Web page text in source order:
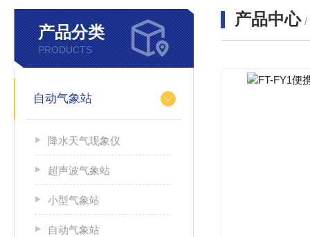
产品分类
PRODUCTS
自动气象站
降水天气现象仪
超声波气象站
小型气象站
自动气象站
产品中心 /